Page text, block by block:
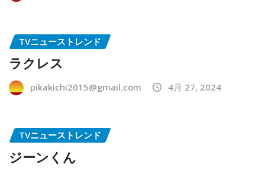
TVニューストレンド
ラクレス
pikakichi2015@gmail.com 4月 27, 2024
TVニューストレンド
ジーンくん